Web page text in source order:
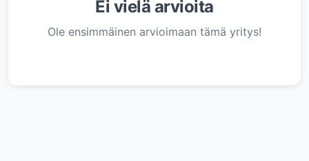
Ei vielä arvioita
Ole ensimmäinen arvioimaan tämä yritys!